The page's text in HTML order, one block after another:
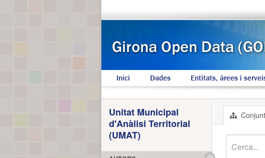
Inici Dades Entitats, àrees i
Unitat Municipal
d'Anàlisi Territorial
(UMAT)